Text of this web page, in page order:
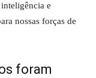
e
nossas forças de
foram